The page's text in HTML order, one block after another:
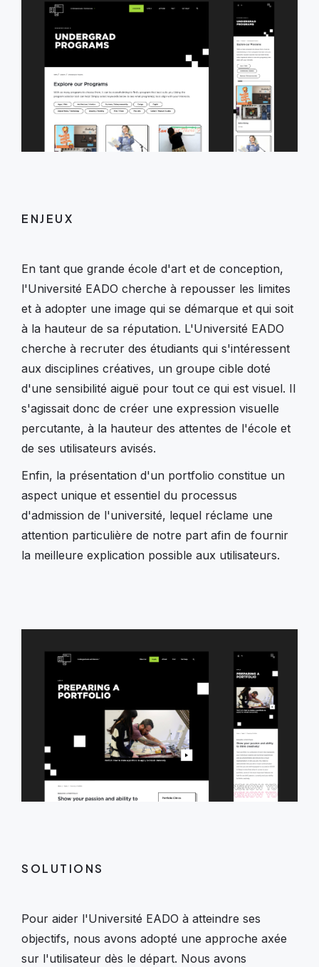
ENJEUX
En tant que grande école d'art et de conception,
l'Université EADO cherche à repousser les limites
et à adopter une image qui se démarque et qui soit
à la hauteur de sa réputation. L'Université EADO
cherche à recruter des étudiants qui s'intéressent
aux disciplines créatives, un groupe cible doté
d'une sensibilité aiguë pour tout ce qui est visuel. Il
s'agissait donc de créer une expression visuelle
percutante, à la hauteur des attentes de l'école et
de ses utilisateurs avisés.
Enfin, la présentation d'un portfolio constitue un
aspect unique et essentiel du processus
d'admission de l'université, lequel réclame une
attention particulière de notre part afin de fournir
la meilleure explication possible aux utilisateurs.
SOLUTIONS
Pour aider l'Université EADO à atteindre ses
objectifs, nous avons adopté une approche axée
sur l'utilisateur dès le départ. Nous avons